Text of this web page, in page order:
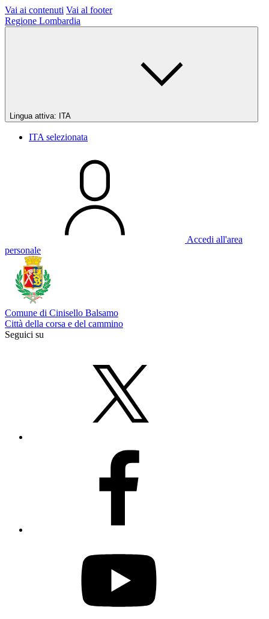
Vai ai contenuti Vai al footer
Regione Lombardia
Lingua attiva: ITA
ITA selezionata
Accedi all'area
personale
Comune di Cinisello Balsamo
Città della corsa e del cammino
Seguici su